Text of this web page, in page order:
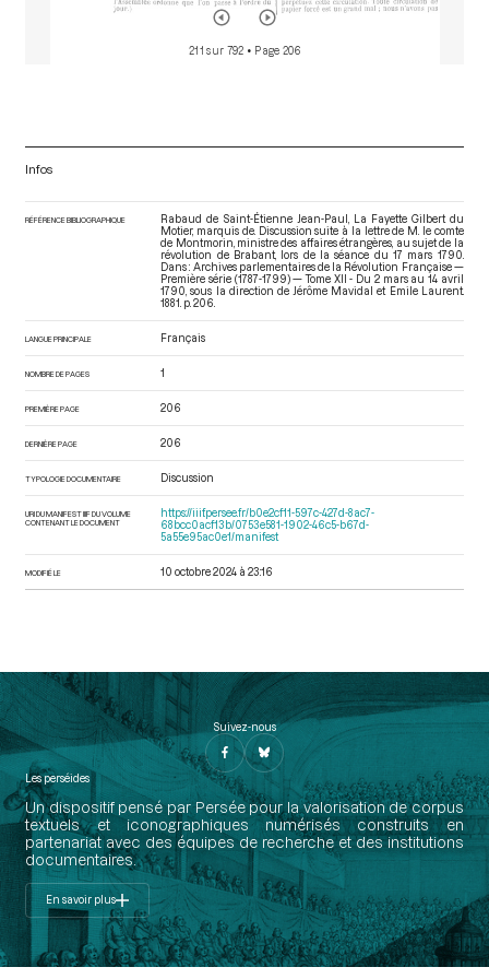
211 sur 792 • Page 206
Infos
RÉFÉRENCE BIBLIOGRAPHIQUE
Rabaud de Saint-Étienne Jean-Paul, La Fayette Gilbert du
Motier, marquis de. Discussion suite à la lettre de M. le comte
de Montmorin, ministre des affaires étrangères, au sujet de la
révolution de Brabant, lors de la séance du 17 mars 1790.
Dans : Archives parlementaires de la Révolution Française —
Première série (1787-1799) — Tome XII - Du 2 mars au 14 avril
1790 , sous la direction de Jérôme Mavidal et Emile Laurent.
1881. p. 206.
LANGUE PRINCIPALE Français
NOMBRE DE PAGES 1
PREMIÈRE PAGE 206
DERNIÈRE PAGE 206
TYPOLOGIE DOCUMENTAIRE Discussion
URI DU MANIFEST IIIF DU VOLUME
CONTENANT LE DOCUMENT
https://iiif.persee.fr/b0e2cf11-597c-427d-8ac7-
68bcc0acf13b/0753e581-1902-46c5-b67d-
5a55e95ac0e1/manifest
MODIFIÉ LE 10 octobre 2024 à 23:16
Suivez-nous
Les perséides
Un dispositif pensé par Persée pour la valorisation de corpus
textuels et iconographiques numérisés construits en
partenariat avec des équipes de recherche et des institutions
documentaires.
En savoir plus